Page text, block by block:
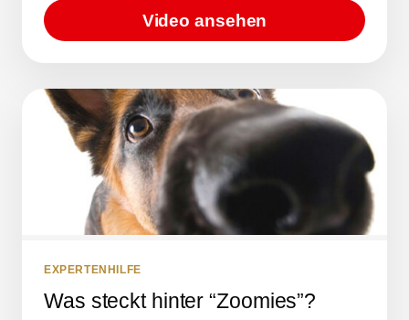
Video ansehen
EXPERTENHILFE
Was steckt hinter “Zoomies”?